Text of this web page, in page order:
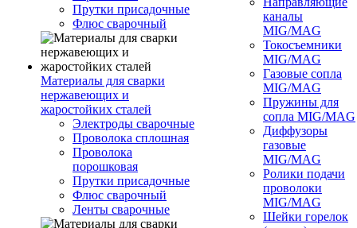
Прутки присадочные
Флюс сварочный
Материалы для сварки
нержавеющих и
жаростойких сталей
Электроды сварочные
Проволока сплошная
Проволока
порошковая
Прутки присадочные
Флюс сварочный
Ленты сварочные
каналы
MIG/MAG
Токосъемники
MIG/MAG
Газовые сопла
MIG/MAG
Пружины для
сопла MIG/MAG
Диффузоры
газовые
MIG/MAG
Ролики подачи
проволоки
MIG/MAG
Шейки горелок